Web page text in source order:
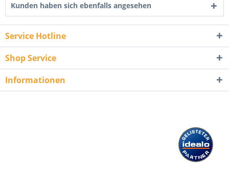
Kunden haben sich ebenfalls angesehen
Service Hotline
Shop Service
Informationen